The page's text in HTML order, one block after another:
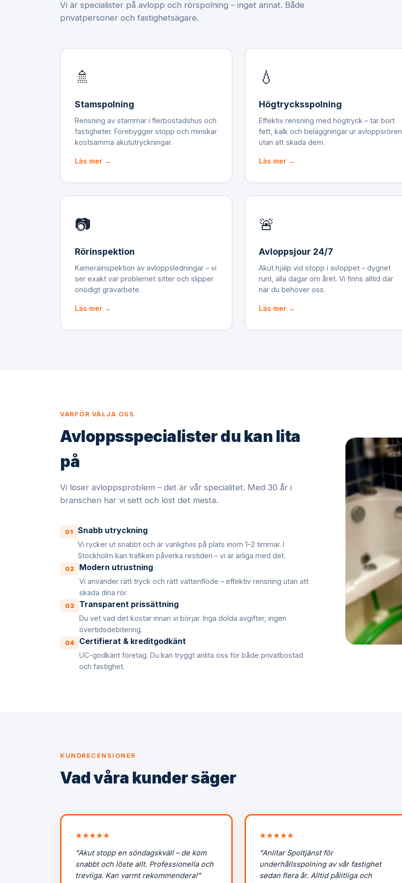
Vi är specialister på avlopp och rörspolning – inget annat. Både
privatpersoner och fastighetsägare.
🚿
Stamspolning
Rensning av stammar i flerbostadshus och
fastigheter. Förebygger stopp och minskar
kostsamma akututryckningar.
Läs mer →
💧
Högtrycksspolning
Effektiv rensning med högtryck – tar bort
fett, kalk och beläggningar ur avloppsrören
utan att skada dem.
Läs mer →
📷
Rörinspektion
Kamerainspektion av avloppsledningar – vi
ser exakt var problemet sitter och slipper
onödigt grävarbete.
Läs mer →
🚨
Avloppsjour 24/7
Akut hjälp vid stopp i avloppet – dygnet
runt, alla dagar om året. Vi finns alltid där
när du behöver oss.
Läs mer →
VARFÖR VÄLJA OSS
Avloppsspecialister du kan lita
på
Vi löser avloppsproblem – det är vår specialitet. Med 30 år i
branschen har vi sett och löst det mesta.
01 Snabb utryckning
Vi rycker ut snabbt och är vanligtvis på plats inom 1–2 timmar. I
Stockholm kan trafiken påverka restiden – vi är ärliga med det.
02 Modern utrustning
Vi använder rätt tryck och rätt vattenflöde – effektiv rensning utan att
skada dina rör.
03 Transparent prissättning
Du vet vad det kostar innan vi börjar. Inga dolda avgifter, ingen
övertidsdebitering.
04 Certifierat & kreditgodkänt
UC-godkänt företag. Du kan tryggt anlita oss för både privatbostad
och fastighet.
KUNDRECENSIONER
Vad våra kunder säger
★★★★★
"Akut stopp en söndagskväll – de kom
snabbt och löste allt. Professionella och
trevliga. Kan varmt rekommendera!"
★★★★★
"Anlitar Spoltjänst för
underhållsspolning av vår fastighet
sedan flera år. Alltid pålitliga och